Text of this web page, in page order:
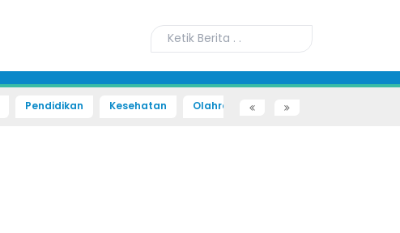
Pendidikan Kesehatan Olahraga Sains dan Teknologi